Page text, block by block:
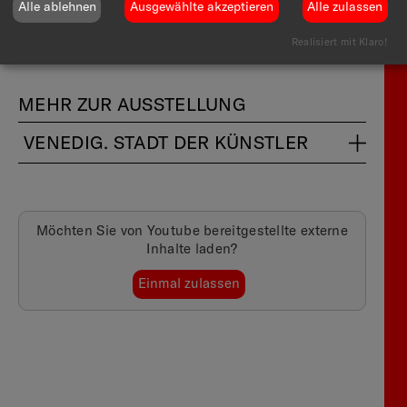
MEHR ZUR AUSSTELLUNG
VENEDIG. STADT DER KÜNSTLER
Möchten Sie von Youtubebereitgestellte externe
Inhalte laden?
Einmal zulassen
Alle ablehnen Ausgewählte akzeptieren Alle zulassen
Realisiert mit Klaro!